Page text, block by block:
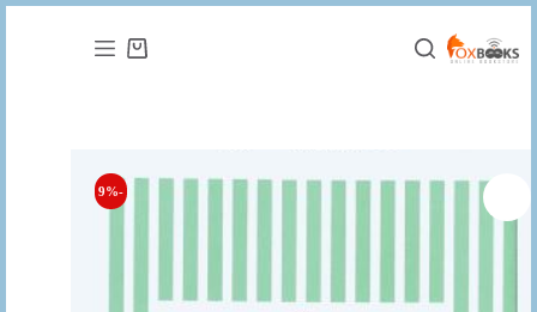
المحتوى
عربة
-9%